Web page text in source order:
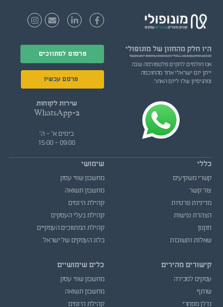
היו חלק מהחזון של מונופולי
אנו חולמים להקים פלטפורמה שבה
ייתן יזם ישראלי אחד מהחוכמה
ומהניסיון שלו ליזם האחר.
פרסום למתווכים
פרסם עכשיו
שירות לקוחות
ב-WhatsApp
בימים א' - ה'
09:00 - 15:00
כללי
קשרי משקיעים
צור קשר
מדיניות פרטיות
הצהרת נגישות
תקנון
שאלות ותשובות
קישורים מהירים
עסקים למכירה
שותף
נדלן מסחרי
שימושי
מחשבון שווי עסק
מחשבון תשואה
קהילת היזמים
קהילת בעלי העסקים
קהילת המתווכים העסקיים
בלוג העסקים של ישראל
כלים שימושיים
מחשבון שווי עסק
מחשבון תשואה
קהילת היזמים